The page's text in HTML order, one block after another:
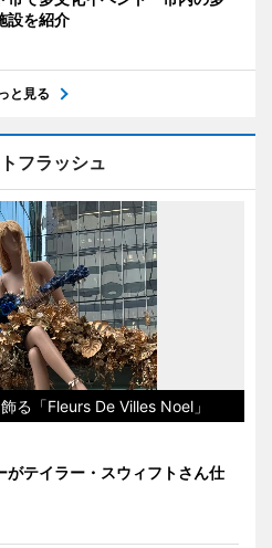
設を紹介
と見る
フラッシュ
る「Fleurs De Villes Noel」
がテイラー・スウィフトさん仕